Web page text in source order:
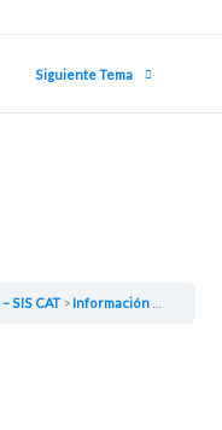
Siguiente Tema
SIS CAT Información previa para hacer un listado de repuestos